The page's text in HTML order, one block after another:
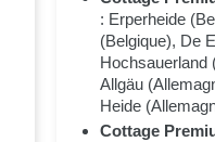
: Erperheide
(Belgique), De
Hochsauerland
Allgäu
Heide
Cottage